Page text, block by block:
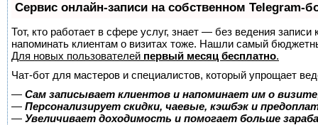
Сервис онлайн-записи на собственном Telegram-
Тот, кто работает в сфере услуг, знает — без ведения
напоминать клиентам о визитах тоже. Нашли самый
Для новых пользователей первый месяц бесплатно.
Чат-бот для мастеров и специалистов, который упрощает
— Сам записывает клиентов и напоминает им о
— Персонализирует скидки, чаевые, кэшбэк и
— Увеличивает доходимость и помогает больше